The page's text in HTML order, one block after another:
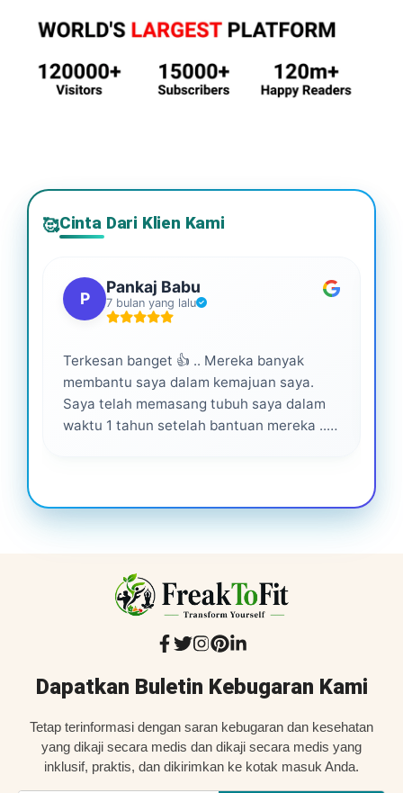
🥰Cinta Dari Klien Kami
P
Pankaj Babu
7 bulan yang lalu
Terkesan banget 👍 .. Mereka banyak
membantu saya dalam kemajuan saya.
Saya telah memasang tubuh saya dalam
waktu 1 tahun setelah bantuan mereka ...
Dapatkan Buletin Kebugaran Kami
Tetap terinformasi dengan saran kebugaran dan kesehatan
yang dikaji secara medis dan dikaji secara medis yang
inklusif, praktis, dan dikirimkan ke kotak masuk Anda.